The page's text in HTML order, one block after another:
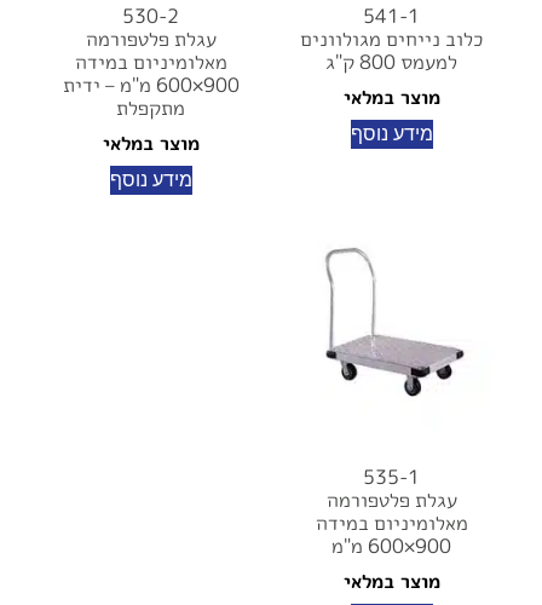
541-1
כלוב נייחים מגולוונים
למעמס 800 ק"ג
מוצר במלאי
מידע נוסף
530-2
עגלת פלטפורמה
מאלומיניום במידה
900×600 מ"מ – ידית
מתקפלת
מוצר במלאי
מידע נוסף
535-1
עגלת פלטפורמה
מאלומיניום במידה
900×600 מ"מ
מוצר במלאי